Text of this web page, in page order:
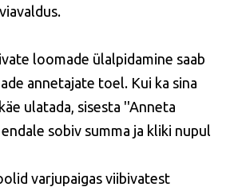
loomade ülalpidamine saab
annetajate toel. Kui ka sina
ulatada, sisesta ''Anneta
sobiv summa ja kliki nupul
varjupaigas viibivatest